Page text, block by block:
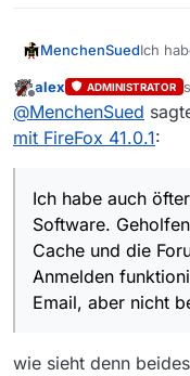
MenchenSuedIch
den
beim
die
Offline
alex ADMINISTRATOR
@MenchenSued
mit FireFox 41.0.1:
Ich habe auch
Software.
Cache und die
Anmelden
Email, aber nicht
wie sieht denn